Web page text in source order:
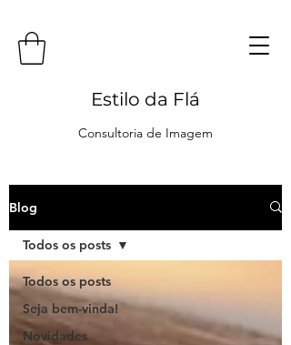
Estilo da Flá
Consultoria de Imagem
Blog
Todos os posts
Seja bem-vinda!
Novidades
Todos os posts